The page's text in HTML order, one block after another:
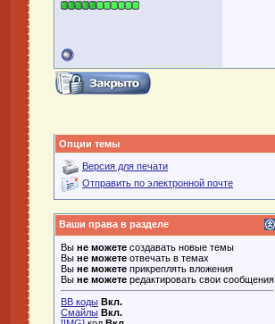
Опции темы
Версия для печати
Отправить по электронной почте
Ваши права в разделе
Вы не можете создавать новые темы
Вы не можете отвечать в темах
Вы не можете прикреплять вложения
Вы не можете редактировать свои сообщения
BB коды Вкл.
Смайлы Вкл.